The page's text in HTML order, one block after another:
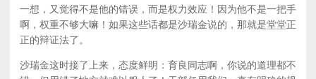
一想，又觉得不是他的错误，而是权力效应！因为他不是一把手
啊，权重不够大嘛！如果这些话都是沙瑞金说的，那就是堂堂正
正的辩证法了。
沙瑞金这时接了上来，态度鲜明：育良同志啊，你说的道理都不